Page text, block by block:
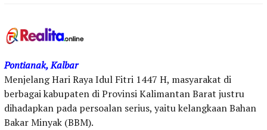
Pontianak, Kalbar
Menjelang Hari Raya Idul Fitri 1447 H, masyarakat di
berbagai kabupaten di Provinsi Kalimantan Barat justru
dihadapkan pada persoalan serius, yaitu kelangkaan Bahan
Bakar Minyak (BBM).